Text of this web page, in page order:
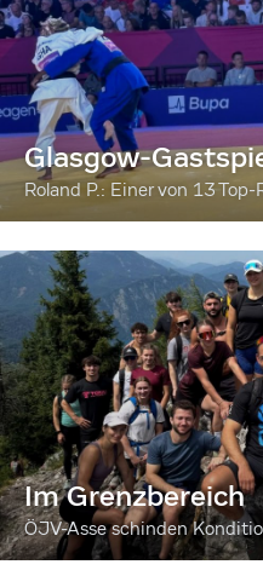
Glasgow-
Roland P.: Einer von 13 Top-
Im Grenzbereich
ÖJV-Asse schinden